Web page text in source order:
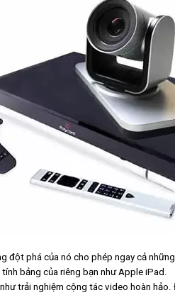
phá của nó cho phép ngay cả
bảng của riêng bạn như Apple iPad.
trải nghiệm cộng tác video hoàn